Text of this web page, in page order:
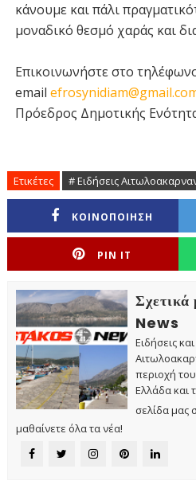
κάνουμε και πάλι
μοναδικό θεσμό χαράς και
Επικοινωνήστε στο
email
Πρόεδρος Δημοτικής
Ετικέτες # Ειδήσεις
ΚΟΙΝΟΠΟΙΗΣΗ
PIN IT
News
Ειδήσεις
περιοχή
Ελλάδα και
σελίδα μας
μαθαίνετε όλα τα νέα!